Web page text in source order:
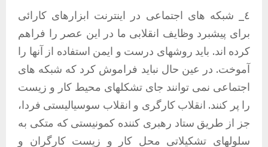
٤_ شبکه های اجتماعی در اینترنت ابزارهای کارائی
برای پیشبرد وظایف انقلابی ما در این عصر را فراهم
کرده اند. باید روشهای درست و ایمن استفاده از آنها را
آموخت. در عین حال نباید فراموش کرد که شبکه های
اجتماعی نمی توانند جای تشکلهای محیط کار و زیست
را پر کنند. انقلاب کارگری و انقلاب سوسیالیستی فردا،
جز از طریق ستاد رهبری کننده کمونیستی که متکی به
سلولهای تشکیلاتی محل کار و زیست کارگران و